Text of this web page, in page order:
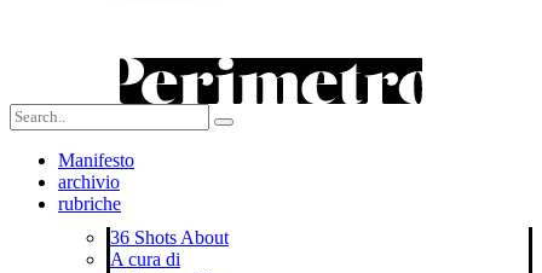
Manifesto
archivio
rubriche
36 Shots About
A cura di